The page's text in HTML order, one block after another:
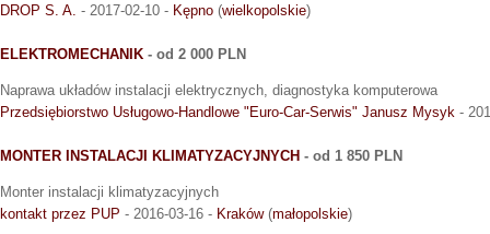
DROP S. A. - 2017-02-10 - Kępno (wielkopolskie)
ELEKTROMECHANIK - od 2 000 PLN
Naprawa układów instalacji elektrycznych, diagnostyka komputerowa
Przedsiębiorstwo Usługowo-Handlowe "Euro-Car-Serwis" Janusz Mysyk -
MONTER INSTALACJI KLIMATYZACYJNYCH - od 1 850 PLN
Monter instalacji klimatyzacyjnych
kontakt przez PUP - 2016-03-16 - Kraków(małopolskie)